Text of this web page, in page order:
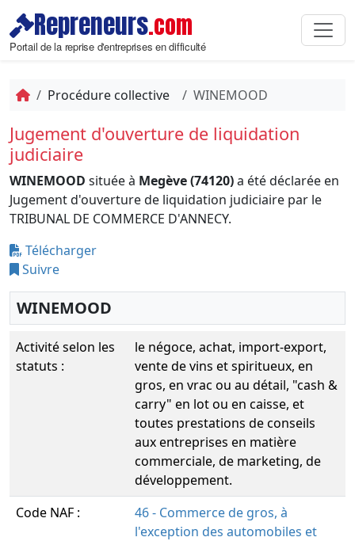
Repreneurs.com
Portail de la reprise d'entreprises en difficulté
Procédure collective WINEMOOD
Jugement d'ouverture de liquidation
judiciaire
WINEMOOD située à Megève (74120)a été déclarée en
Jugement d'ouverture de liquidation judiciaire par le
TRIBUNAL DE COMMERCE D'ANNECY.
Télécharger
Suivre
WINEMOOD
Activité selon les
statuts :
le négoce, achat, import-export,
vente de vins et spiritueux, en
gros, en vrac ou au détail, "cash &
carry" en lot ou en caisse, et
toutes prestations de conseils
aux entreprises en matière
commerciale, de marketing, de
développement.
Code NAF :
46 - Commerce de gros, à
l'exception des automobiles et